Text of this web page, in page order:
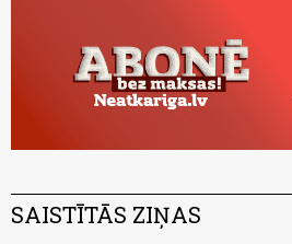
SAISTĪTĀS ZIŅAS